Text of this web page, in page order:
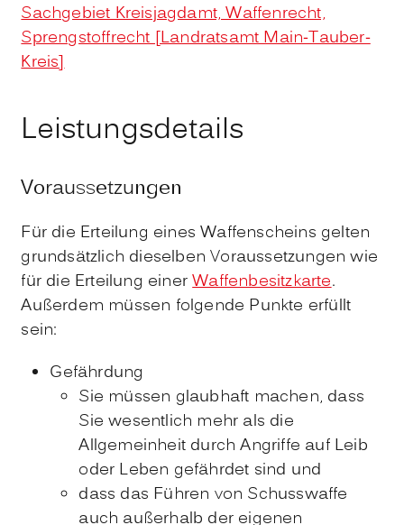
Sachgebiet Kreisjagdamt, Waffenrecht,
Sprengstoffrecht [Landratsamt Main-Tauber-
Kreis]
Leistungsdetails
Voraussetzungen
Für die Erteilung eines Waffenscheins gelten
grundsätzlich dieselben Voraussetzungen wie
für die Erteilung einerWaffenbesitzkarte.
Außerdem müssen folgende Punkte erfüllt
sein:
Gefährdung
Sie müssen glaubhaft machen, dass
Sie wesentlich mehr als die
Allgemeinheit durch Angriffe auf Leib
oder Leben gefährdet sind und
dass das Führen von Schusswaffe
auch außerhalb der eigenen